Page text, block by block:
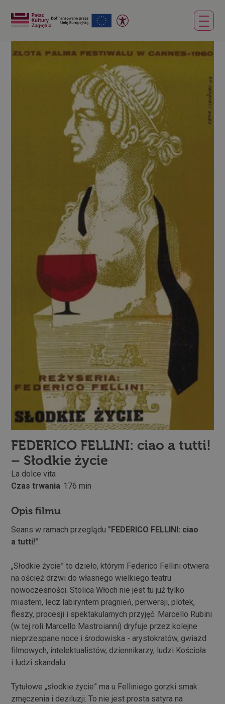
FEDERICO FELLINI: ciao a tutti!
– Słodkie życie
La dolce vita
Czas trwania 176 min
Opis filmu
Seans w ramach przeglądu "FEDERICO FELLINI: ciao
a tutti!"
„Słodkie życie” to dzieło, którym Federico Fellini otwiera
na oścież drzwi do własnego wielkiego teatru
nowoczesności. Stolica Włoch nie jest tu już tylko
miastem, lecz labiryntem pragnień, perwersji, plotek,
fleszy, procesji i spektakularnych przyjęć. Marcello Rubini
(w tej roli Marcello Mastroianni) dryfuje przez kolejne
nieprzespane noce i środowiska - arystokratów, gwiazd
filmowych, intelektualistów, dziennikarzy, ludzi Kościoła
i ludzi skandalu.
Tytułowe „słodkie życie” ma u Felliniego gorzki smak
zmęczenia i deziluzji. To nie jest prosta satyra na